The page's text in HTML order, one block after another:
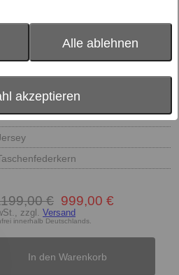
Alle ablehnen
akzeptieren
€ 999,00 €
zzgl. Versand
innerhalb Deutschlands.
In den Warenkorb